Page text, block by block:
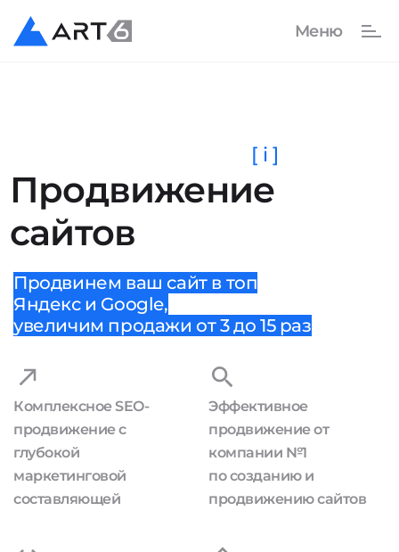
Продвижение
сайтов
[ i ]
Продвинем ваш сайт в топ
Яндекс и Google,
увеличим продажи от 3 до 15 раз
Комплексное SEO-
продвижение с
глубокой
маркетинговой
составляющей
Эффективное
продвижение от
компании №1
по созданию и
продвижению сайтов